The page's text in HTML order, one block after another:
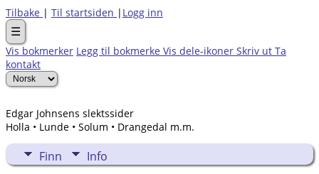
Tilbake | Til startsiden | Logg inn
☰
Vis bokmerker Legg til bokmerke Vis dele-ikoner Skriv ut Ta
kontakt
Edgar Johnsens slektssider
Holla • Lunde • Solum • Drangedal m.m.
Finn Info